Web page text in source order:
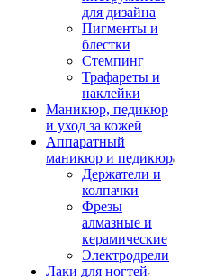
для дизайна
Пигменты и
блестки
Стемпинг
Трафареты и
наклейки
Маникюр, педикюр
и уход за кожей
Аппаратный
маникюр и педикюр
Держатели и
колпачки
Фрезы
алмазные и
керамические
Электродрели
Лаки для ногтей